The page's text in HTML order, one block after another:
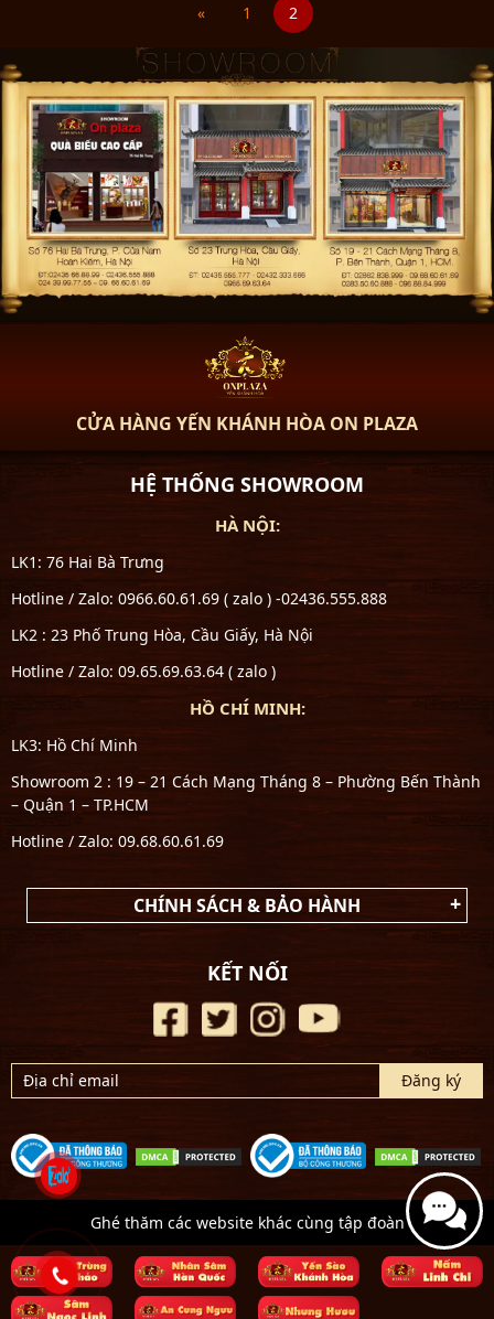
« 1 2
CỬA HÀNG YẾN KHÁNH HÒA ON PLAZA
HỆ THỐNG SHOWROOM
HÀ NỘI:
LK1: 76 Hai Bà Trưng
Hotline / Zalo: 0966.60.61.69 ( zalo ) -02436.555.888
LK2 : 23 Phố Trung Hòa, Cầu Giấy, Hà Nội
Hotline / Zalo: 09.65.69.63.64 ( zalo )
HỒ CHÍ MINH:
LK3: Hồ Chí Minh
Showroom 2 : 19 – 21 Cách Mạng Tháng 8 – Phường Bến Thành
– Quận 1 – TP.HCM
Hotline / Zalo: 09.68.60.61.69
CHÍNH SÁCH & BẢO HÀNH
KẾT NỐI
Ghé thăm các website khác cùng tập đoàn